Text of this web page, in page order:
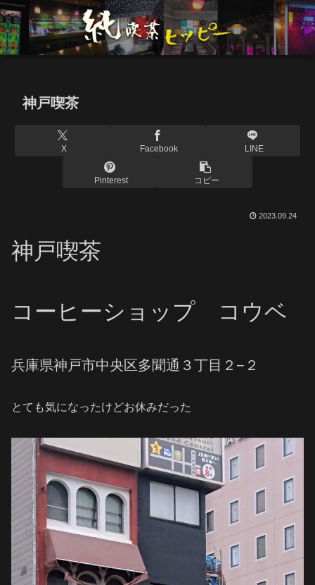
神戸喫茶
X Facebook LINE
Pinterest コピー
2023.09.24
神戸喫茶
コーヒーショップ コウベ
兵庫県神戸市中央区多聞通３丁目２−２
とても気になったけどお休みだった